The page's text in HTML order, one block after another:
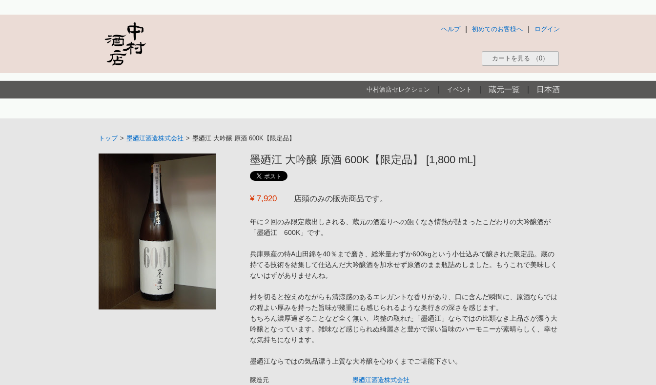
ログイン
初めてのお客様へ
ヘルプ
カートを見る （0）
中村酒店セレクション イベント 蔵元一覧 日本酒
トップ > 墨廼江酒造株式会社 > 墨廼江 大吟醸 原酒 600K【限定品】
墨廼江 大吟醸 原酒 600K【限定品】 [1,800 mL]
¥ 7,920 店頭のみの販売商品です。
年に２回のみ限定蔵出しされる、蔵元の酒造りへの飽くなき情熱が詰まったこだわりの大吟醸酒が
「墨廼江 600K」です。
兵庫県産の特A山田錦を40％まで磨き、総米量わずか600kgという小仕込みで醸された限定品。蔵の
持てる技術を結集して仕込んだ大吟醸酒を加水せず原酒のまま瓶詰めしました。もうこれで美味しく
ないはずがありませんね。
封を切ると控えめながらも清涼感のあるエレガントな香りがあり、口に含んだ瞬間に、原酒ならでは
の程よい厚みを持った旨味が幾重にも感じられるような奥行きの深さを感じます。
もちろん濃厚過ぎることなど全く無い、均整の取れた「墨廼江」ならではの比類なき上品さが漂う大
吟醸となっています。雑味など感じられぬ綺麗さと豊かで深い旨味のハーモニーが素晴らしく、幸せ
な気持ちになります。
墨廼江ならではの気品漂う上質な大吟醸を心ゆくまでご堪能下さい。
醸造元
墨廼江酒造株式会社